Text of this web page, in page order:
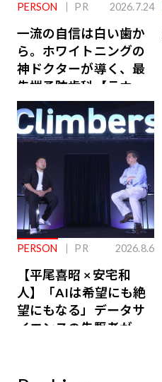
PERSON PR 2026.7.24
一流の自信は白い歯か
ら。ホワイトニングの
神ドクターが導く、最
先端予防歯科【ラウン
ジ会員特典あり】
PERSON PR 2026.8.6
【平尾喜昭 × 安宅和
人】「AIは希望にも絶
望にもなる」データサ
イエンスの先駆者が語